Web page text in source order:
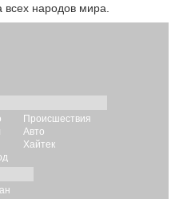
всех народов мира.
Происшествия
Авто
Хайтек